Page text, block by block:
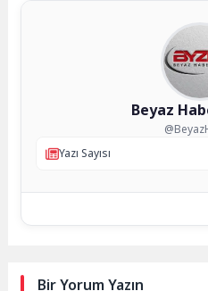
Beyaz
Yazı Sayısı
Bir Yorum Yazın